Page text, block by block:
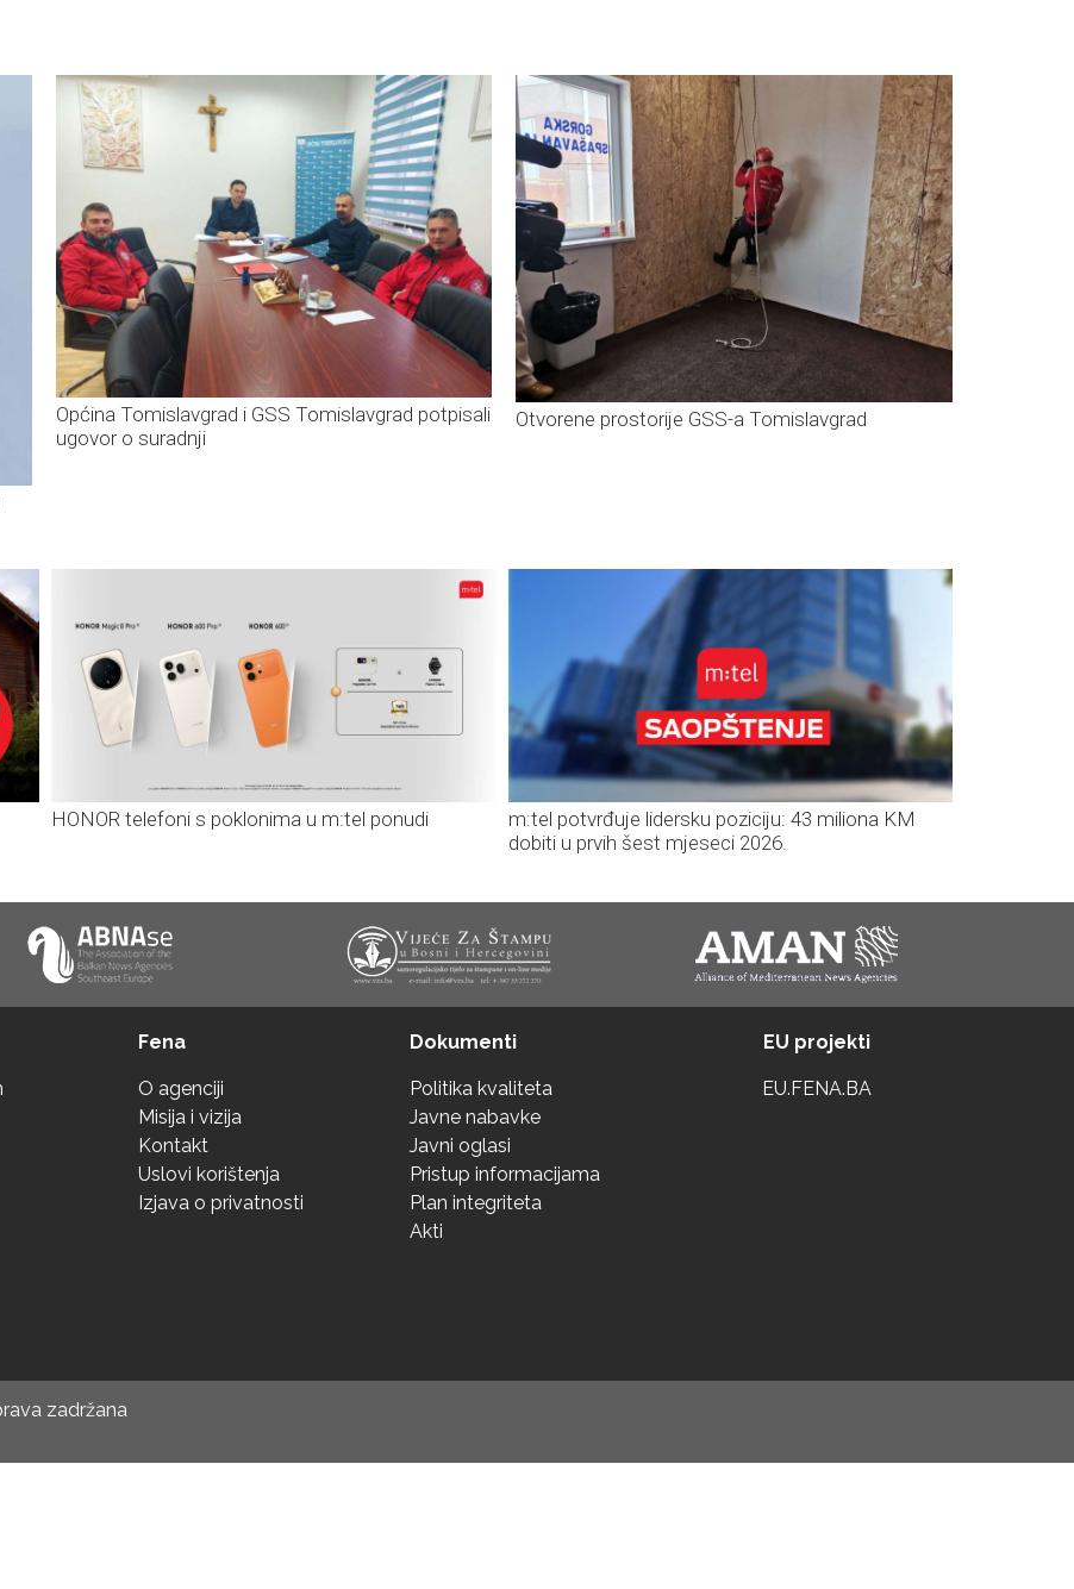
Općina Tomislavgrad i GSS Tomislavgrad potpisali
ugovor o suradnji
Otvorene prostorije GSS-a Tomislavgrad
HONOR telefoni s poklonima u m:tel ponudi
m:tel potvrđuje lidersku poziciju: 43 miliona KM
dobiti u prvih šest mjeseci 2026.
Fena
O agenciji
Misija i vizija
Kontakt
Uslovi korištenja
Izjava o privatnosti
Dokumenti
Politika kvaliteta
Javne nabavke
Javni oglasi
Pristup informacijama
Plan integriteta
Akti
EU projekti
EU.FENA.BA
zadržana